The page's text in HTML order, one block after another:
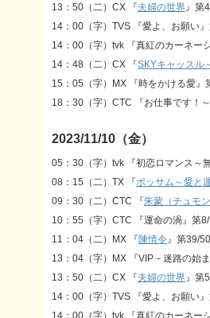
13：50（二）CX 『夫婦の世界 』第
14：00（字）TVS 『愛よ、お願い
14：00（字）tvk 『真紅のカーネー
14：48（二）CX 『SKYキャッスル
15：05（字）MX 『時をかける愛』
18：30（字）CTC 『お仕事です！
2023/11/10（金）
05：30（字）tvk 『初恋ロマンス～
08：15（二）TX 『ポッサム～愛と
09：30（二）CTC 『朱蒙（チュモン
10：55（字）CTC 『運命の渦』第
11：04（二）MX 『陳情令 』第39/
13：04（字）MX 『VIP－迷路の始
13：50（二）CX 『夫婦の世界 』第
14：00（字）TVS 『愛よ、お願い
14：00（字）tvk 『真紅のカーネー